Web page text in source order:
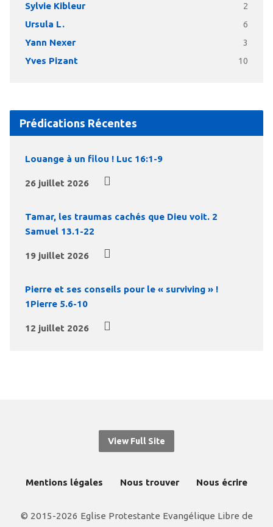
Sylvie Kibleur 2
Ursula L. 6
Yann Nexer 3
Yves Pizant 10
Prédications Récentes
Louange à un filou ! Luc 16:1-9
26 juillet 2026
Tamar, les traumas cachés que Dieu voit. 2
Samuel 13.1-22
19 juillet 2026
Pierre et ses conseils pour le « surviving » !
1Pierre 5.6-10
12 juillet 2026
View Full Site
Mentions légales Nous trouver Nous écrire
© 2015-2026 Eglise Protestante Evangélique Libre de